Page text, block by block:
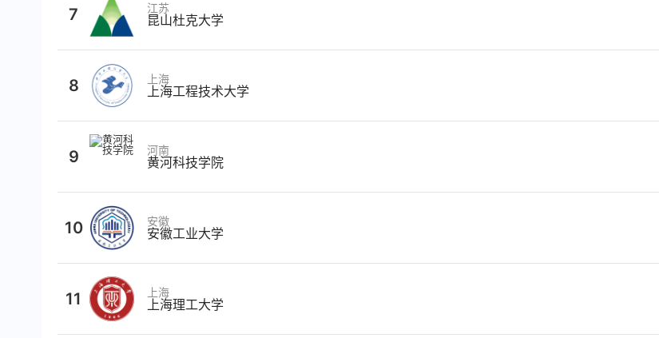
7 江苏
昆山杜克大学
8 上海
上海工程技术大学
9 河南
黄河科技学院
10 安徽
安徽工业大学
11 上海
上海理工大学